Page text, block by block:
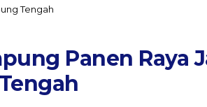
Tengah
Jagung
Serentak
di
Panen Raya